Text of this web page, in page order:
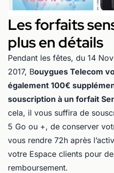
Les forfaits
plus en détails
Pendant les fêtes, du 14
2017, Bouygues Telecom
également 100€
souscription à un forfait
cela, il vous suffira de
5 Go ou +, de conserver
vous rendre 72h après
votre Espace clients pour
remboursement.